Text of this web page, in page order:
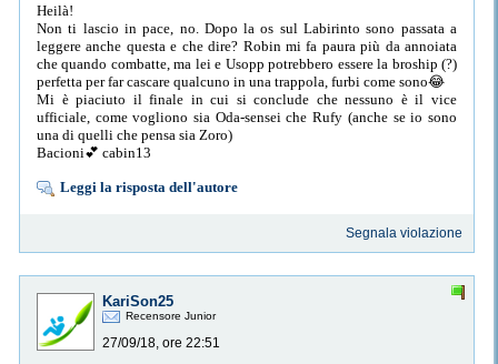
Heilà!
Non ti lascio in pace, no. Dopo la os sul Labirinto sono passata a
leggere anche questa e che dire? Robin mi fa paura più da annoiata
che quando combatte, ma lei e Usopp potrebbero essere la broship (?)
perfetta per far cascare qualcuno in una trappola, furbi come sono😂
Mi è piaciuto il finale in cui si conclude che nessuno è il vice
ufficiale, come vogliono sia Oda-sensei che Rufy (anche se io sono
una di quelli che pensa sia Zoro)
Bacioni💕 cabin13
Leggi la risposta dell'autore
Segnala violazione
KariSon25
Recensore Junior
27/09/18, ore 22:51